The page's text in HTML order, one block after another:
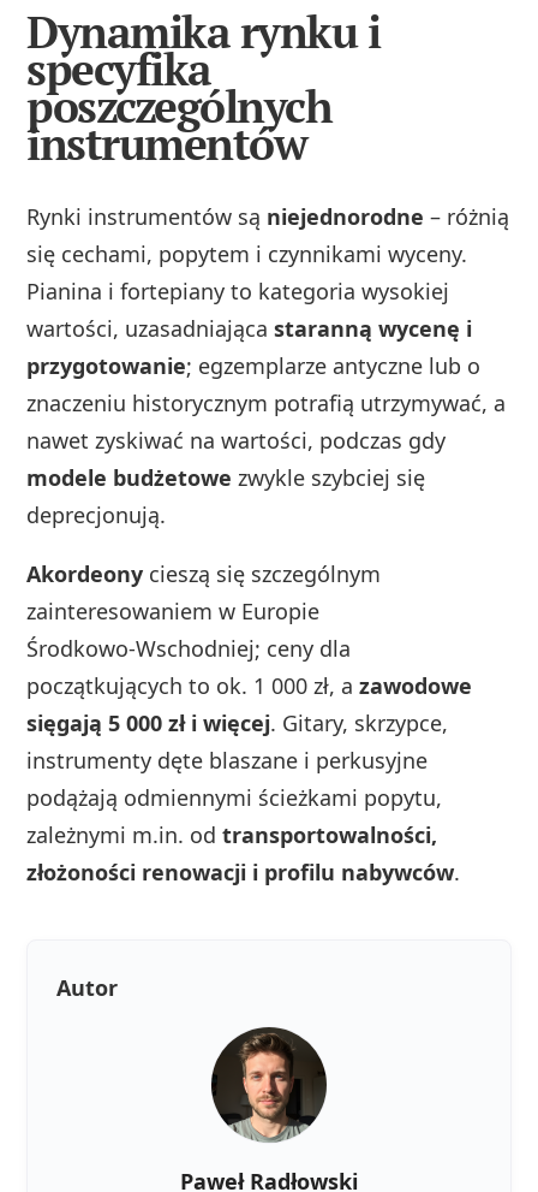
Dynamika rynku i
specyfika
poszczególnych
instrumentów
Rynki instrumentów są niejednorodne – różnią
się cechami, popytem i czynnikami wyceny.
Pianina i fortepiany to kategoria wysokiej
wartości, uzasadniającastaranną wycenę i
przygotowanie; egzemplarze antyczne lub o
znaczeniu historycznym potrafią utrzymywać, a
nawet zyskiwać na wartości, podczas gdy
modele budżetowe zwykle szybciej się
deprecjonują.
Akordeony cieszą się szczególnym
zainteresowaniem w Europie
Środkowo‑Wschodniej; ceny dla
początkujących to ok. 1 000 zł, azawodowe
sięgają 5 000 zł i więcej. Gitary, skrzypce,
instrumenty dęte blaszane i perkusyjne
podążają odmiennymi ścieżkami popytu,
zależnymi m.in. odtransportowalności,
złożoności renowacji i profilu nabywców.
Autor
Paweł Radłowski